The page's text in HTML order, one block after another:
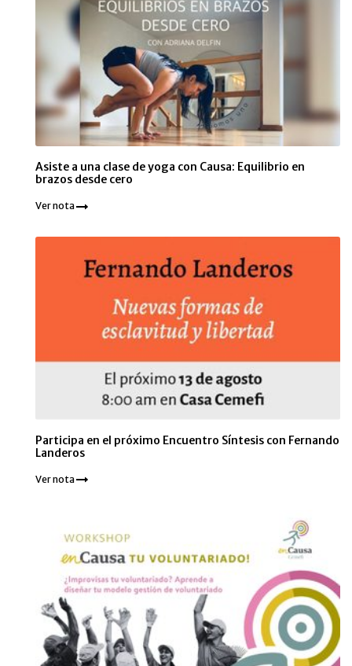
Asiste a una clase de yoga con Causa: Equilibrio en
brazos desde cero
Ver nota
Participa en el próximo Encuentro Síntesis con Fernando
Landeros
Ver nota